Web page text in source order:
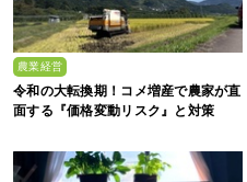
農業経営
令和の大転換期！コメ増産で農家が直
面する『価格変動リスク』と対策